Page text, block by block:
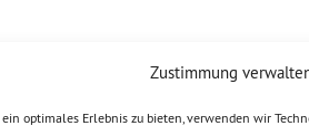
Zustimmung
optimales Erlebnis zu bieten, verwenden wir